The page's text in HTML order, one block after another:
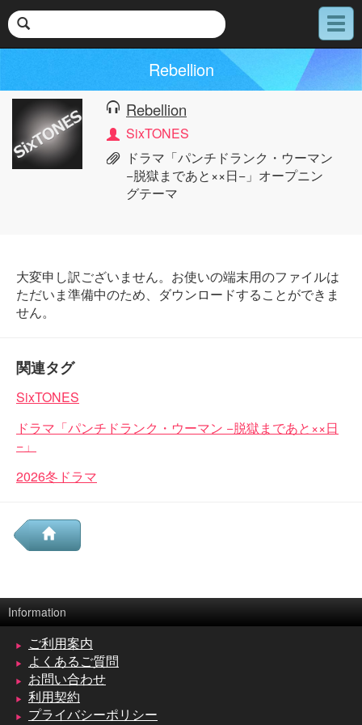
メ
ニ
Rebellion
Rebellion
SixTONES
ドラマ「パンチドランク・ウーマン
−脱獄まであと××日−」オープニン
グテーマ
大変申し訳ございません。お使いの端末用のファイルは
ただいま準備中のため、ダウンロードすることができま
せん。
関連タグ
SixTONES
ドラマ「パンチドランク・ウーマン −脱獄まであと××日
−」
2026冬ドラマ
Information
ご利用案内
よくあるご質問
お問い合わせ
利用契約
プライバシーポリシー